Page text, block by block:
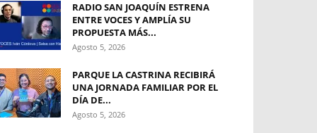
RADIO SAN JOAQUÍN ESTRENA
ENTRE VOCES Y AMPLÍA SU
PROPUESTA MÁS...
Agosto 5, 2026
PARQUE LA CASTRINA RECIBIRÁ
UNA JORNADA FAMILIAR POR EL
DÍA DE...
Agosto 5, 2026